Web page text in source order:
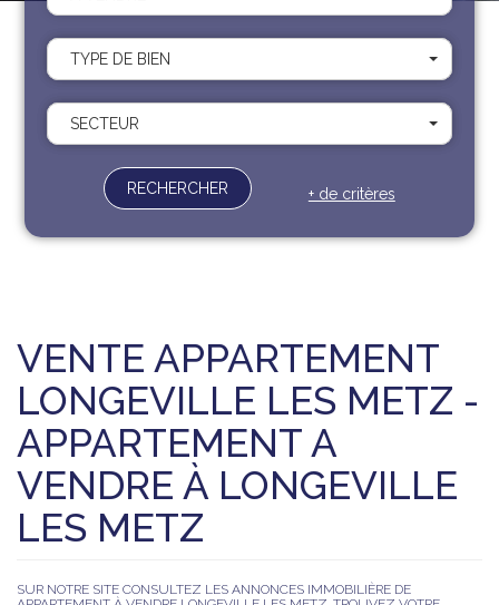
Recrutement
Contact
Documents
TYPE DE BIEN
SECTEUR
RECHERCHER + de critères
VENTE APPARTEMENT
LONGEVILLE LES METZ -
APPARTEMENT A
VENDRE À LONGEVILLE
LES METZ
SUR NOTRE SITE CONSULTEZ LES ANNONCES IMMOBILIÈRE DE